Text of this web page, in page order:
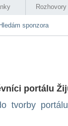
Rozhovory
Hledám sponzora
portálu
tvorby